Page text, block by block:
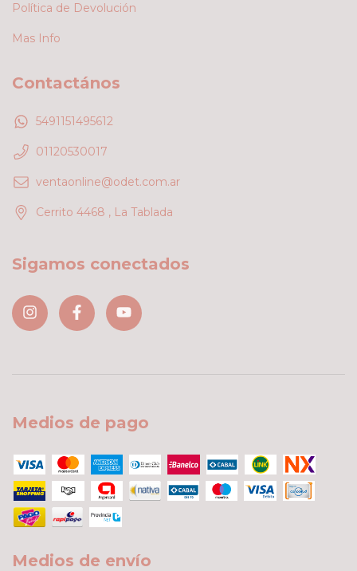
Política de Devolución
Mas Info
Contactános
5491151495612
01120530017
ventaonline@odet.com.ar
Cerrito 4468 , La Tablada
Sigamos conectados
Medios de pago
Medios de envío